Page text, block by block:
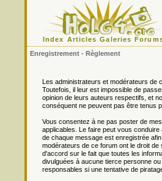
Index Articles Galeries
Enregistrement - Règlement
Les administrateurs et modérateurs de
Toutefois, il leur est impossible de
opinion de leurs auteurs respectifs, et
conséquent ne peuvent pas être tenus
Vous consentez à ne pas poster de
applicables. Le faire peut vous
de chaque message est enregistrée
modérateurs de ce forum ont le droit
d'accord sur le fait que toutes les
divulguées à aucune tierce personne
responsables si une tentative de